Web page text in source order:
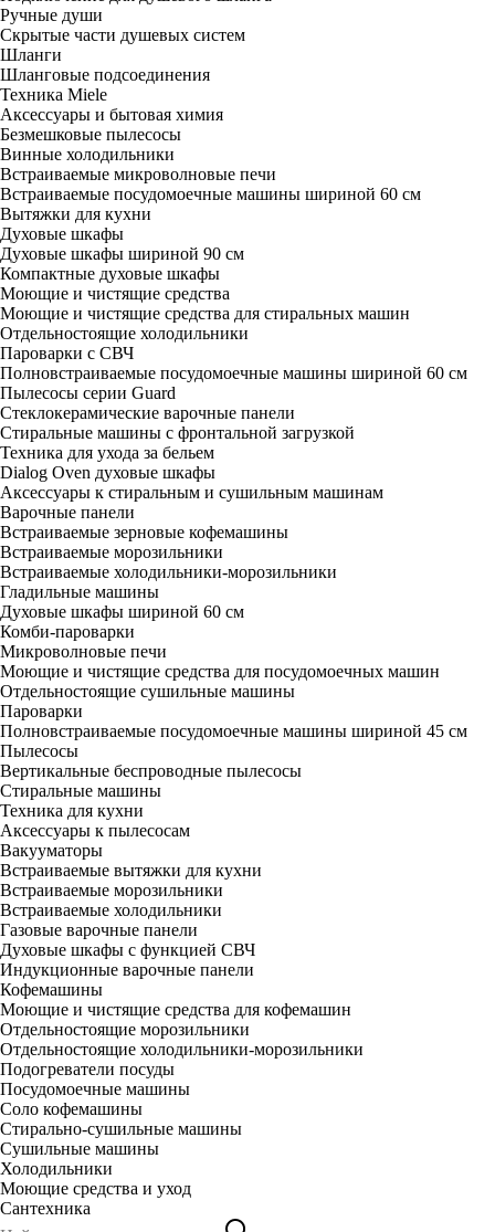
Ручные души
Скрытые части душевых систем
Шланги
Шланговые подсоединения
Техника Miele
Аксессуары и бытовая химия
Безмешковые пылесосы
Винные холодильники
Встраиваемые микроволновые печи
Встраиваемые посудомоечные машины шириной 60 см
Вытяжки для кухни
Духовые шкафы
Духовые шкафы шириной 90 см
Компактные духовые шкафы
Моющие и чистящие средства
Моющие и чистящие средства для стиральных машин
Отдельностоящие холодильники
Пароварки с СВЧ
Полновстраиваемые посудомоечные машины шириной 60 см
Пылесосы серии Guard
Стеклокерамические варочные панели
Стиральные машины с фронтальной загрузкой
Техника для ухода за бельем
Dialog Oven духовые шкафы
Аксессуары к стиральным и сушильным машинам
Варочные панели
Встраиваемые зерновые кофемашины
Встраиваемые морозильники
Встраиваемые холодильники-морозильники
Гладильные машины
Духовые шкафы шириной 60 см
Комби-пароварки
Микроволновые печи
Моющие и чистящие средства для посудомоечных машин
Отдельностоящие сушильные машины
Пароварки
Полновстраиваемые посудомоечные машины шириной 45 см
Пылесосы
Вертикальные беспроводные пылесосы
Стиральные машины
Техника для кухни
Аксессуары к пылесосам
Вакууматоры
Встраиваемые вытяжки для кухни
Встраиваемые морозильники
Встраиваемые холодильники
Газовые варочные панели
Духовые шкафы с функцией СВЧ
Индукционные варочные панели
Кофемашины
Моющие и чистящие средства для кофемашин
Отдельностоящие морозильники
Отдельностоящие холодильники-морозильники
Подогреватели посуды
Посудомоечные машины
Соло кофемашины
Стирально-сушильные машины
Сушильные машины
Холодильники
Моющие средства и уход
Сантехника